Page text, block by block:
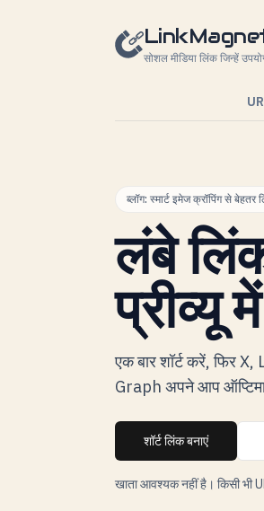
सोशल मीडिया लिंक जिन्हें
ब्लॉग: स्मार्ट इमेज क्रॉपिंग से बेहतर
लंबे
प्रीव्यू
एक बार शॉर्ट करें, फिर
Graph अपने आप
शॉर्ट लिंक बनाएं
खाता आवश्यक नहीं है। किसी भी